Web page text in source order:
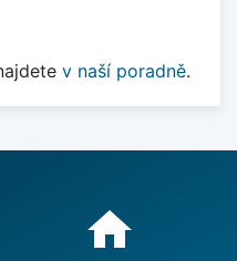
v naší poradně.
home